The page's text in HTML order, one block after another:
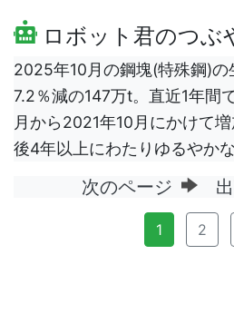
ロボット君のつぶ
2025年10月の鋼塊(特殊鋼)
7.2％減の147万t。直近1年間
月から2021年10月にかけて
後4年以上にわたりゆるやかな
次のページ 出
1 2